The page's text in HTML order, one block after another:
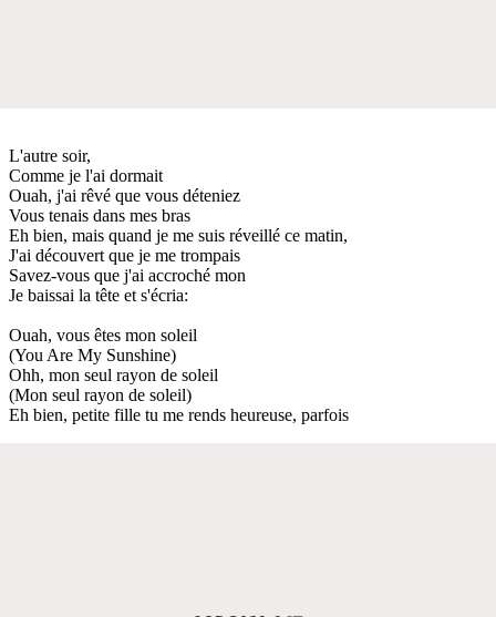
L'autre soir,
Comme je l'ai dormait
Ouah, j'ai rêvé que vous déteniez
Vous tenais dans mes bras
Eh bien, mais quand je me suis réveillé ce matin,
J'ai découvert que je me trompais
Savez-vous que j'ai accroché mon
Je baissai la tête et s'écria:
Ouah, vous êtes mon soleil
(You Are My Sunshine)
Ohh, mon seul rayon de soleil
(Mon seul rayon de soleil)
Eh bien, petite fille tu me rends heureuse, parfois